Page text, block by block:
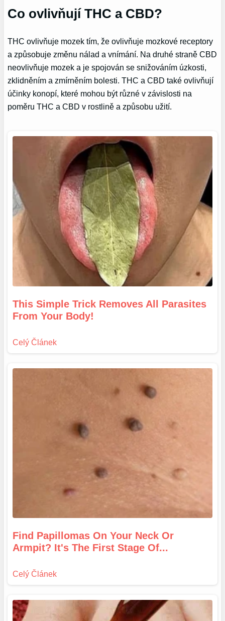
Co ovlivňují THC a CBD?
THC ovlivňuje mozek tím, že ovlivňuje mozkové receptory
a způsobuje změnu nálad a vnímání. Na druhé straně CBD
neovlivňuje mozek a je spojován se snižováním úzkosti,
zklidněním a zmírněním bolesti. THC a CBD také ovlivňují
účinky konopí, které mohou být různé v závislosti na
poměru THC a CBD v rostlině a způsobu užití.
This Simple Trick Removes All Parasites
From Your Body!
Find Papillomas On Your Neck Or
Armpit? It's The First Stage Of...